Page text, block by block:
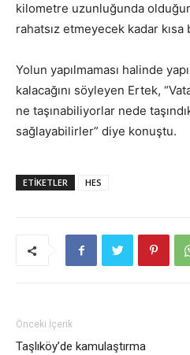
kilometre uzunluğunda
rahatsız etmeyecek kadar
Yolun yapılmaması halinde
kalacağını söyleyen Ertek,
ne taşınabiliyorlar nede
sağlayabilirler” diye konuştu.
ETIKETLER HES
Önceki İçerik
Taşlıköy’de kamulaştırma